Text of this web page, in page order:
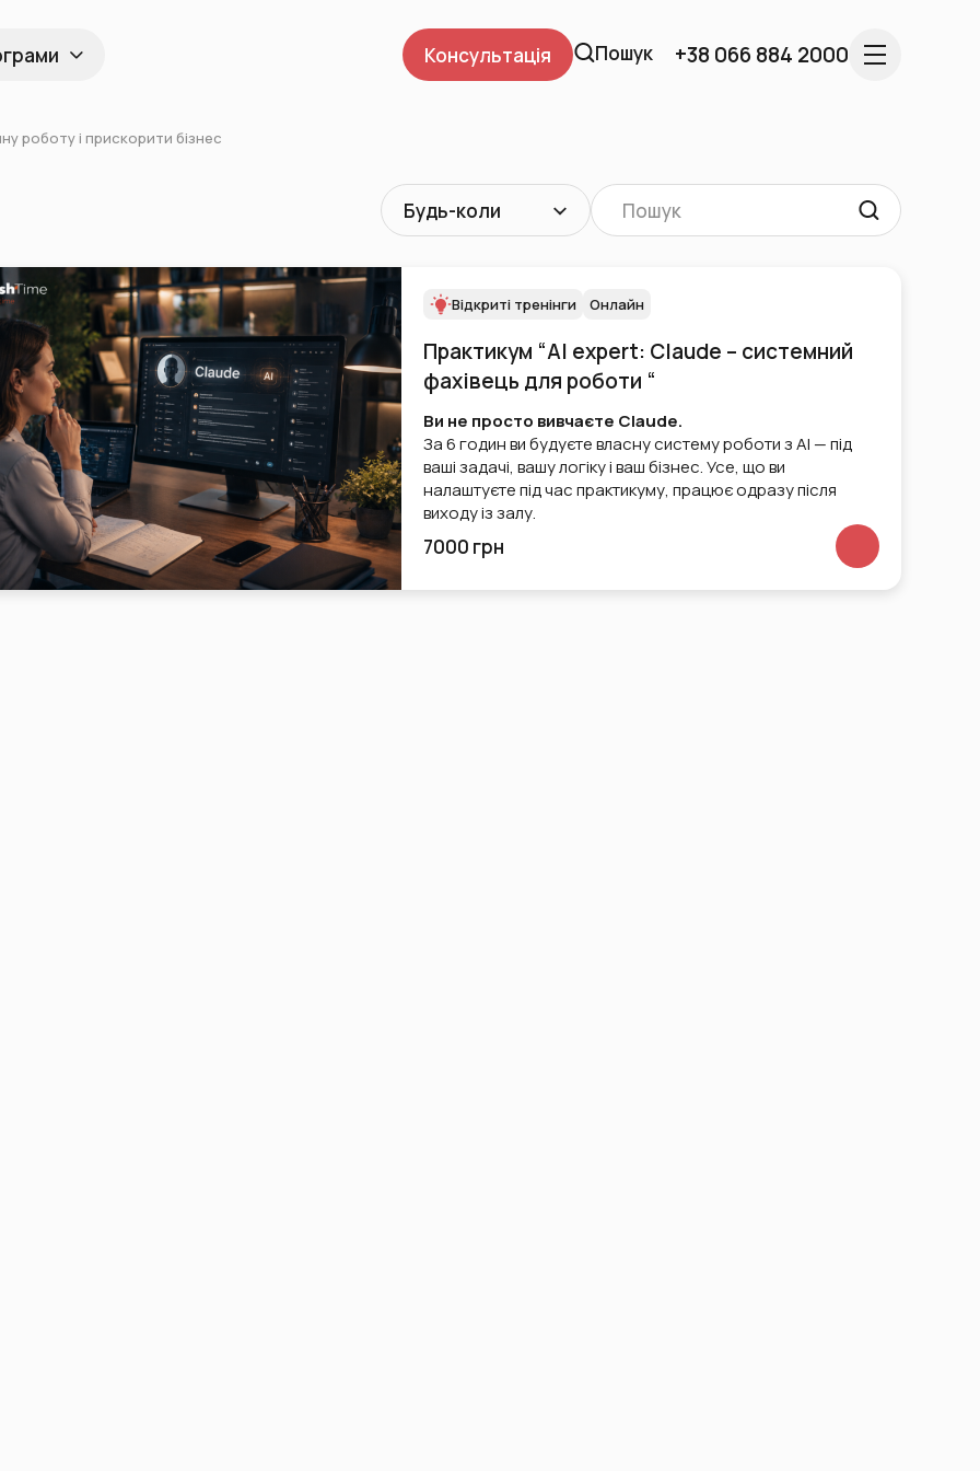
Консультація Пошук +38 066 884 2000
роботу і прискорити бізнес
Будь-коли
Відкриті тренінги Онлайн
Практикум “AI expert: Claude – системний
фахівець для роботи “
Ви не просто вивчаєте Claude.
За 6 годин ви будуєте власну систему роботи з AI — під
ваші задачі, вашу логіку і ваш бізнес. Усе, що ви
налаштуєте під час практикуму, працює одразу після
виходу із залу.
7000 грн